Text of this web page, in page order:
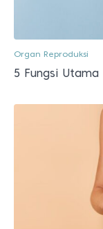
Organ Reproduksi
5 Fungsi